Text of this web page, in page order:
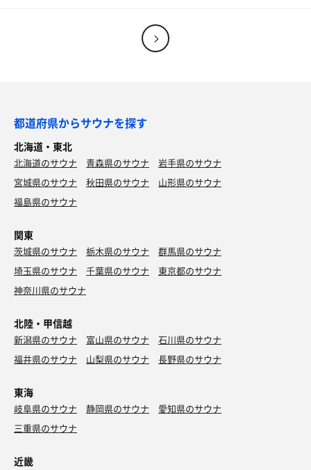
しぶりのプロ熱波を存分に堪能🔥☺️
熱波を楽しんだらあとはお楽しみの飲食タイム🍺今日もい
つもの串鳥ハイボールで乾杯🍺😆
の温泉に入って体を温めると湯上がりの涼しさも一段とア
広東麺🍜湯香郷に行くと無性にあんかけが食べたくなる🍜
までで実質1時間の飲み放題ながらたっぷりと喉を潤して
大満足❗️😆🍺🍜
今日は短時間のサ活ながらお得なクーポンで湯香郷を大満
都道府県からサウナを探す
北海道・東北
北海道のサウナ 青森県のサウナ
岩手県のサウナ
宮城県のサウナ
秋田県のサウナ
山形県のサウナ
福島県のサウナ
関東
茨城県のサウナ 栃木県のサウナ
群馬県のサウナ
埼玉県のサウナ
千葉県のサウナ
東京都のサウナ
神奈川県のサウナ
北陸・甲信越
新潟県のサウナ 富山県のサウナ
石川県のサウナ
福井県のサウナ
山梨県のサウナ 長野県のサウナ
東海
岐阜県のサウナ 静岡県のサウナ
愛知県のサウナ
三重県のサウナ
近畿